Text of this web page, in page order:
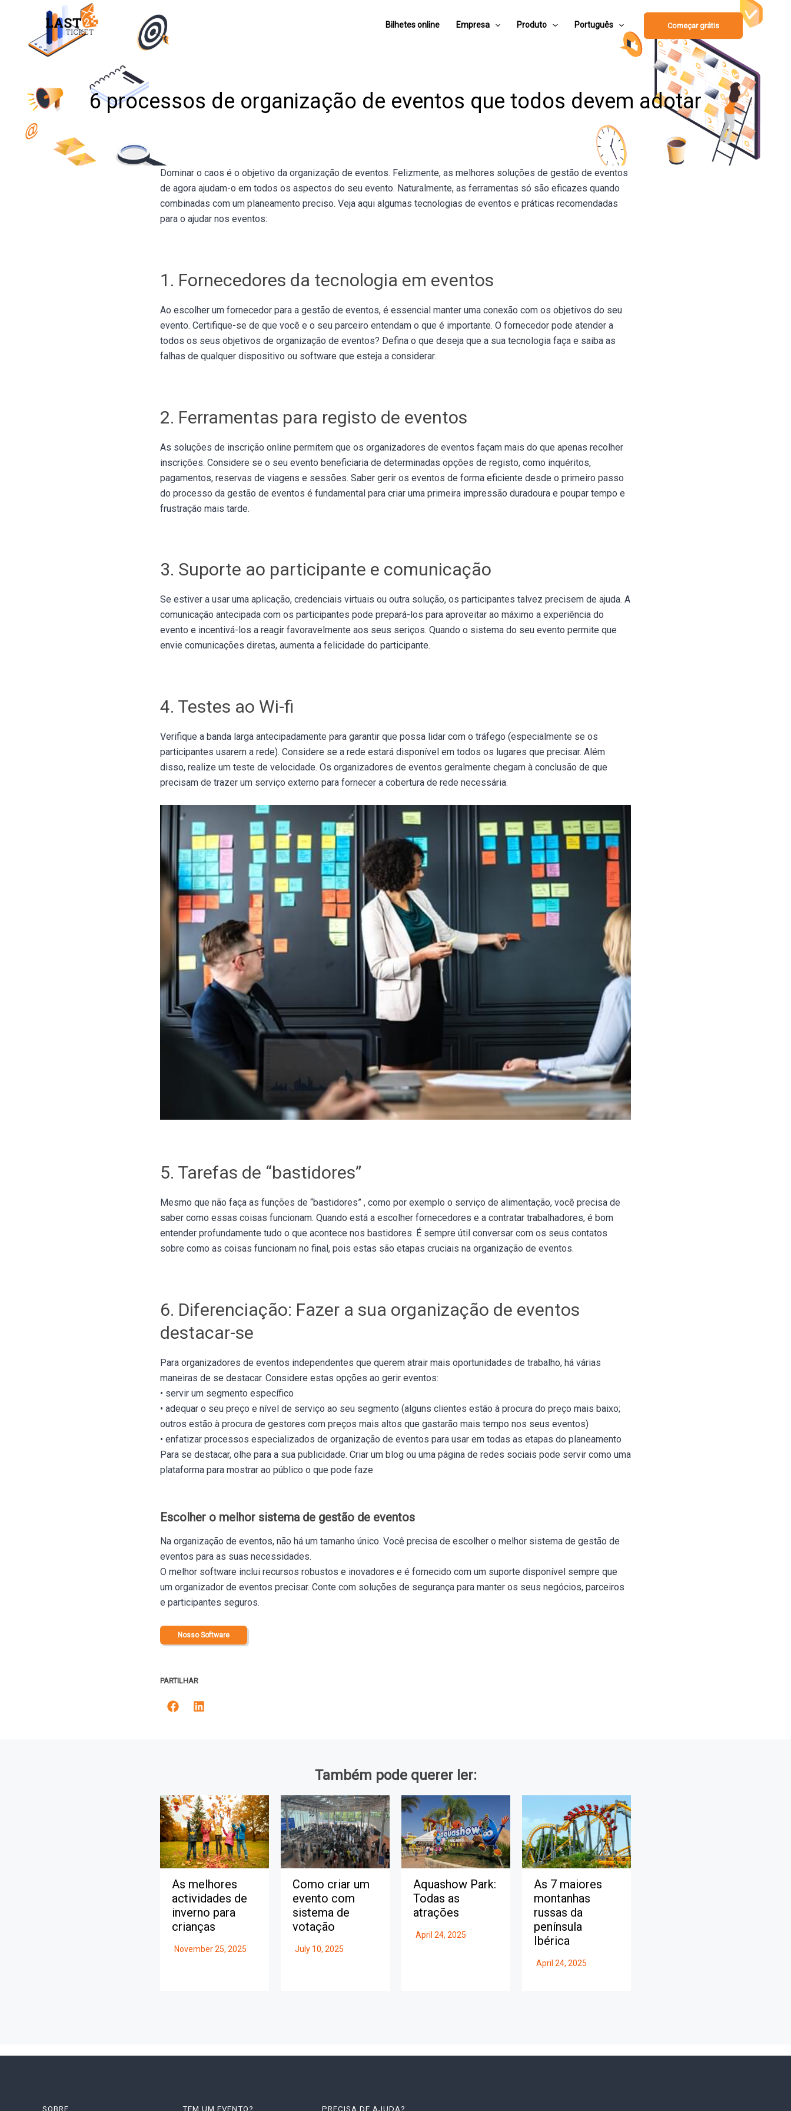
Bilhetes online Empresa Produto Português Começar grátis
6 processos de organização de eventos que todos devem adotar
Dominar o caos é o objetivo da organização de eventos. Felizmente, as melhores soluções de gestão de eventos
de agora ajudam-o em todos os aspectos do seu evento. Naturalmente, as ferramentas só são eficazes quando
combinadas com um planeamento preciso. Veja aqui algumas tecnologias de eventos e práticas recomendadas
para o ajudar nos eventos:
1. Fornecedores da tecnologia em eventos
Ao escolher um fornecedor para a gestão de eventos, é essencial manter uma conexão com os objetivos do seu
evento. Certifique-se de que você e o seu parceiro entendam o que é importante. O fornecedor pode atender a
todos os seus objetivos de organização de eventos? Defina o que deseja que a sua tecnologia faça e saiba as
falhas de qualquer dispositivo ou software que esteja a considerar.
2. Ferramentas para registo de eventos
As soluções de inscrição online permitem que os organizadores de eventos façam mais do que apenas recolher
inscrições. Considere se o seu evento beneficiaria de determinadas opções de registo, como inquéritos,
pagamentos, reservas de viagens e sessões. Saber gerir os eventos de forma eficiente desde o primeiro passo
do processo da gestão de eventos é fundamental para criar uma primeira impressão duradoura e poupar tempo e
frustração mais tarde.
3. Suporte ao participante e comunicação
Se estiver a usar uma aplicação, credenciais virtuais ou outra solução, os participantes talvez precisem de ajuda. A
comunicação antecipada com os participantes pode prepará-los para aproveitar ao máximo a experiência do
evento e incentivá-los a reagir favoravelmente aos seus seriços. Quando o sistema do seu evento permite que
envie comunicações diretas, aumenta a felicidade do participante.
4. Testes ao Wi-fi
Verifique a banda larga antecipadamente para garantir que possa lidar com o tráfego (especialmente se os
participantes usarem a rede). Considere se a rede estará disponível em todos os lugares que precisar. Além
disso, realize um teste de velocidade. Os organizadores de eventos geralmente chegam à conclusão de que
precisam de trazer um serviço externo para fornecer a cobertura de rede necessária.
5. Tarefas de “bastidores”
Mesmo que não faça as funções de “bastidores” , como por exemplo o serviço de alimentação, você precisa de
saber como essas coisas funcionam. Quando está a escolher fornecedores e a contratar trabalhadores, é bom
entender profundamente tudo o que acontece nos bastidores. É sempre útil conversar com os seus contatos
sobre como as coisas funcionam no final, pois estas são etapas cruciais na organização de eventos.
6. Diferenciação: Fazer a sua organização de eventos
destacar-se
Para organizadores de eventos independentes que querem atrair mais oportunidades de trabalho, há várias
maneiras de se destacar. Considere estas opções ao gerir eventos:
• servir um segmento específico
• adequar o seu preço e nível de serviço ao seu segmento (alguns clientes estão à procura do preço mais baixo;
outros estão à procura de gestores com preços mais altos que gastarão mais tempo nos seus eventos)
• enfatizar processos especializados de organização de eventos para usar em todas as etapas do planeamento
Para se destacar, olhe para a sua publicidade. Criar um blog ou uma página de redes sociais pode servir como uma
plataforma para mostrar ao público o que pode faze
Escolher o melhor sistema de gestão de eventos
Na organização de eventos, não há um tamanho único. Você precisa de escolher o melhor sistema de gestão de
eventos para as suas necessidades.
O melhor software inclui recursos robustos e inovadores e é fornecido com um suporte disponível sempre que
um organizador de eventos precisar. Conte com soluções de segurança para manter os seus negócios, parceiros
e participantes seguros.
Nosso Software
PARTILHAR
Também pode querer ler:
As melhores
actividades de
inverno para
crianças
November 25, 2025
Como criar um
evento com
sistema de
votação
July 10, 2025
Aquashow Park:
Todas as
atrações
April 24, 2025
As 7 maiores
montanhas
russas da
península
Ibérica
April 24, 2025
SOBRE TEM UM EVENTO? PRECISA DE AJUDA?